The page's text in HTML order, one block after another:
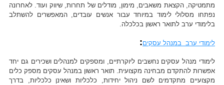
מתמטיקה, הקצאת משאבים, מימון, מודלים של תחרות, שיווק ועוד. לאחרונה
נפתחו מסלולי לימוד במיוחד עבור אנשים עובדים, המאפשרים להשתלב
בלימודי ערב לתואר ראשון בכלכלה.
לימודי ערב במנהל עסקים:
לימודי מנהל עסקים נחשבים ליוקרתיים, ומספקים למנהלים ושכירים גם יחד
אפשרות להתקדם מבחינה מקצועית. תואר ראשון במנהל עסקים מספק כלים
מקצועיים מתקדמים לשם ניהול יחידות, כלכליות ושאינן כלכליות, בדרך